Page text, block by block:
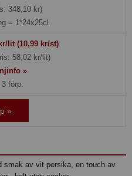
348,10 kr)
= 1*24x25cl
kr/lit (10,99 kr/st)
58,02 kr/lit)
»
3 förp.
»
smak av vit persika, en touch av